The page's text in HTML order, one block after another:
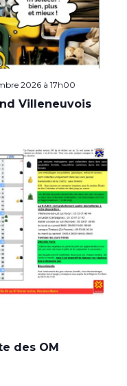
2026 à 17h00
Villeneuvois
des OM